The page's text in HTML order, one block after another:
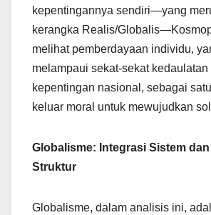
kepentingannya sendiri—yang
kerangka Realis/
melihat pemberdayaan individu,
melampaui sekat-sekat kedaulatan
kepentingan nasional, sebagai
keluar moral untuk mewujudkan
Globalisme: Integrasi Sistem
Struktur
Globalisme, dalam analisis ini,